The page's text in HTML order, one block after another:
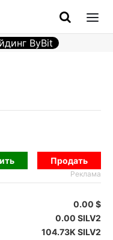
ByBit
Продать
Реклама
0.00 $
0.00 SILV2
104.73K SILV2